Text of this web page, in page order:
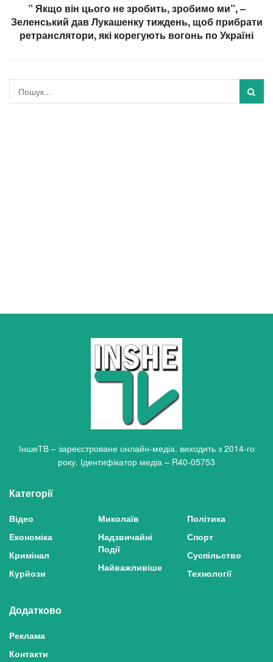
” Якщо він цього не зробить, зробимо ми”, –
Зеленський дав Лукашенку тиждень, щоб прибрати
ретранслятори, які корегують вогонь по Україні
ІншеТВ – зареєстроване онлайн-медіа, виходить з 2014-го
року. Ідентифікатор медіа – R40-05753
Категорії
Відео
Економіка
Кримінал
Курйози
Миколаїв
Надзвичайні
Події
Найважливіше
Політика
Спорт
Суспільство
Технології
Додатково
Реклама
Контакти